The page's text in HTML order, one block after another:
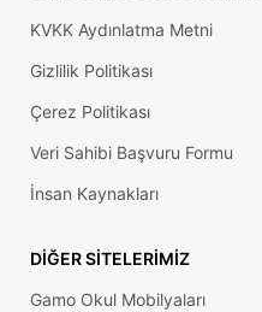
KVKK Aydınlatma Metni
Gizlilik Politikası
Çerez Politikası
Veri Sahibi Başvuru Formu
İnsan Kaynakları
DIĞER SITELERIMIZ
Gamo Okul Mobilyaları